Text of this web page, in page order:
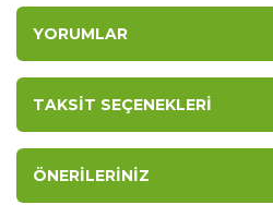
YORUMLAR
TAKSIT SEÇENEKLERI
ÖNERILERINIZ